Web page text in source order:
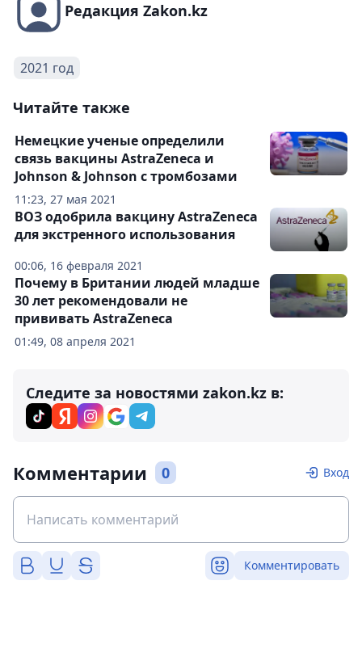
Редакция Zakon.kz
2021 год
Читайте также
11:23, 27 мая 2021
Немецкие ученые определили
связь вакцины AstraZeneca и
Johnson & Johnson с тромбозами
00:06, 16 февраля 2021
ВОЗ одобрила вакцину AstraZeneca
для экстренного использования
01:49, 08 апреля 2021
Почему в Британии людей младше
30 лет рекомендовали не
прививать AstraZeneca
Следите за новостями zakon.kz в:
Комментарии 0 Вход
Комментировать